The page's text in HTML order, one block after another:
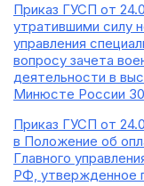
Приказ ГУСП от
утратившими силу
управления
вопросу зачета
деятельности в
Минюсте России
Приказ ГУСП от
в Положение об
Главного
РФ, утвержденное